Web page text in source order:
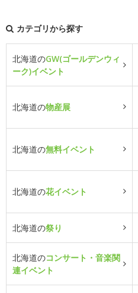
カテゴリから探す
北海道のGW(ゴールデンウィ
ーク)イベント
北海道の物産展
北海道の無料イベント
北海道の花イベント
北海道の祭り
北海道のコンサート・音楽関
連イベント